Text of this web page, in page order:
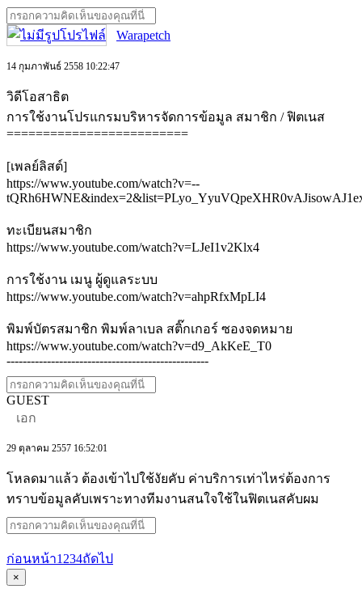
Warapetch
14 กุมภาพันธ์ 2558 10:22:47
วิดีโอสาธิต
การใช้งานโปรแกรมบริหารจัดการข้อมูล สมาชิก / ฟิตเนส
=========================
[เพลย์ลิสต์]
https://www.youtube.com/watch?v=--
ทะเบียนสมาชิก
https://www.youtube.com/watch?v=LJeI1v2Klx4
การใช้งาน เมนู ผู้ดูแลระบบ
https://www.youtube.com/watch?v=ahpRfxMpLI4
พิมพ์บัตรสมาชิก พิมพ์ลาเบล สติ๊กเกอร์ ซองจดหมาย
https://www.youtube.com/watch?v=d9_AkKeE_T0
--------------------------------------------------
GUEST
เอก
29 ตุลาคม 2557 16:52:01
โหลดมาแล้ว ต้องเข้าไปใช้งัยคับ ค่าบริการเท่าไหร่ต้องการ
ทราบข้อมูลคับเพราะทางทีมงานสนใจใช้ในฟิตเนสคับผม
ก่อนหน้า1 234ถัดไป
×